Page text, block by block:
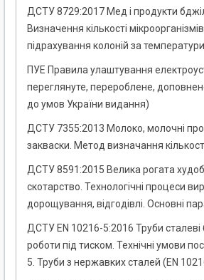
ДСТУ 8729:2017 Мед і продукти
Визначення кількості
підрахування колоній за
ПУЕ Правила улаштування
переглянуте, перероблене,
до умов України видання)
ДСТУ 7355:2013 Молоко, молочні
закваски. Метод визначання
ДСТУ 8591:2015 Велика рогата
скотарство. Технологічні процеси
дорощування, відгодівлі. Основні
ДСТУ EN 10216-5:2016 Труби сталеві
роботи під тиском. Технічні умови
5. Труби з нержавких сталей (EN